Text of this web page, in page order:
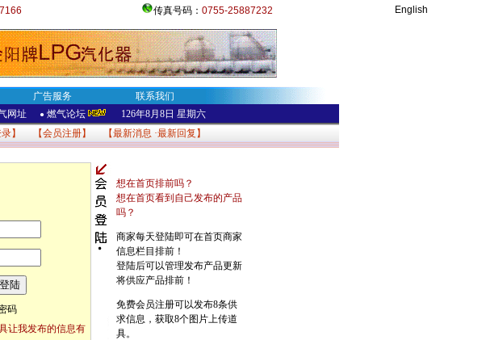
传真号码： 0755-25887232 English
广告服务 联系我们
网址 ● 燃气论坛 126年8月8日 星期六
】 【会员注册】 【最新消息 ·最新回复 】
码
让我发布的信息有
想在首页排前吗？
想在首页看到自己发布的产品
吗？
商家每天登陆即可在首页商家
信息栏目排前！
登陆后可以管理发布产品更新
将供应产品排前！
免费会员注册可以发布8条供
求信息，获取8个图片上传道
具。